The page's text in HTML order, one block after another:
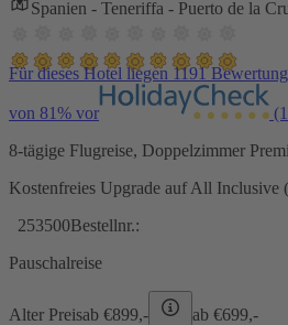
Spanien - Teneriffa - Puerto de la
Für dieses Hotel liegen 1191
von 81% vor
8-tägige Flugreise, Doppelzimmer
Kostenfreies Upgrade auf All Inclusive
253500Bestellnr.:
Pauschalreise
Alter Preisab €899,- ab €699,-